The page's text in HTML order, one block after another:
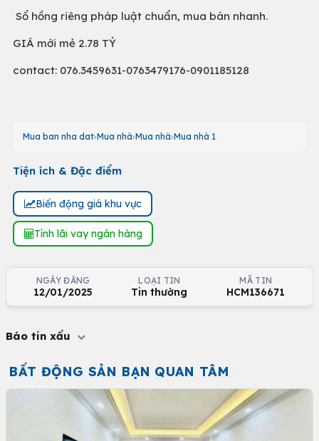
Sổ hồng riêng pháp luật chuẩn, mua bán nhanh.
GIÁ mới mẻ 2.78 TỶ
contact: 076.3459631-0763479176-0901185128
Mua ban nha dat Mua nhà Mua nhà Mua nhà 1
Tiện ích & Đặc điểm
Biến động giá khu vực
Tính lãi vay ngân hàng
NGÀY ĐĂNG
12/01/2025
LOẠI TIN
Tin thường
MÃ TIN
HCM136671
Báo tin xấu
BẤT ĐỘNG SẢN BẠN QUAN TÂM